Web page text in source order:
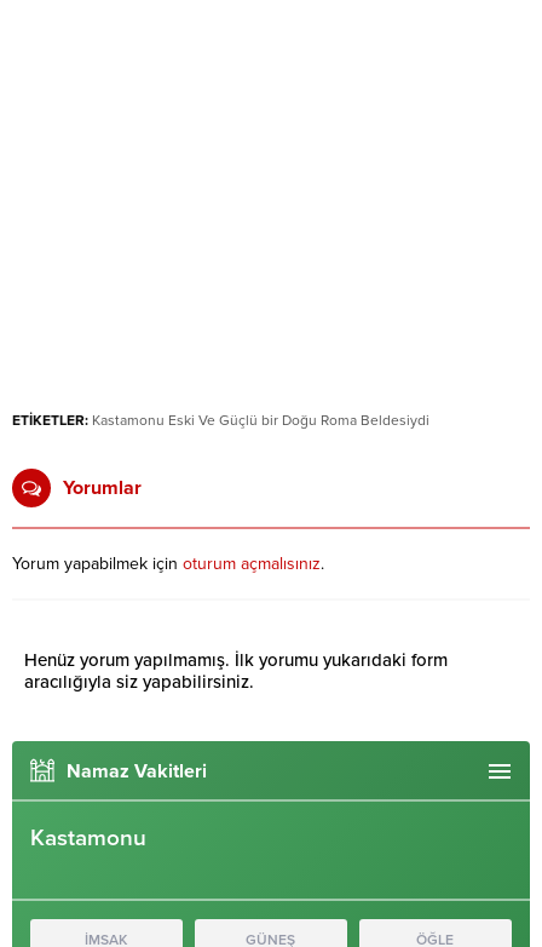
ETİKETLER: Kastamonu Eski Ve Güçlü bir Doğu Roma Beldesiydi
Yorumlar
Yorum yapabilmek için oturum açmalısınız.
Henüz yorum yapılmamış. İlk yorumu yukarıdaki form
aracılığıyla siz yapabilirsiniz.
Namaz Vakitleri
Kastamonu
İMSAK GÜNEŞ ÖĞLE